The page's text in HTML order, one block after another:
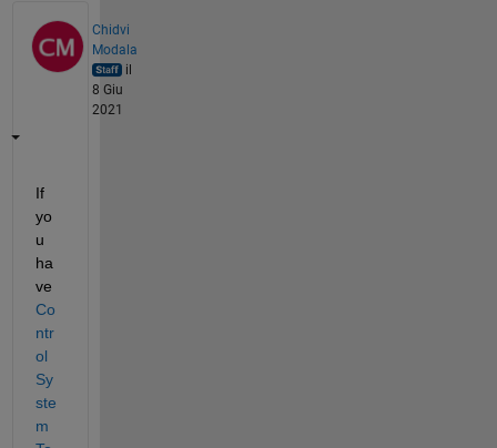
Chidvi
Modala
il
8 Giu
2021
If
yo
u
ha
ve
Co
ntr
ol
Sy
ste
m